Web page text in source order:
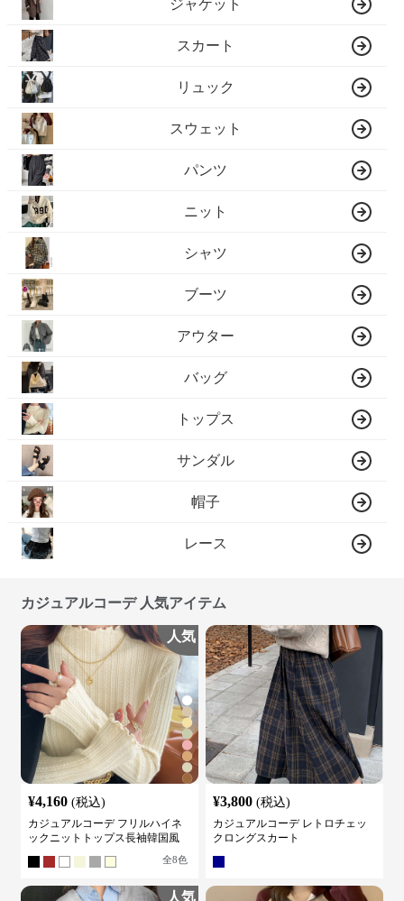
ジャケット
スカート
リュック
スウェット
パンツ
ニット
シャツ
ブーツ
アウター
バッグ
トップス
サンダル
帽子
レース
カジュアルコーデ 人気アイテム
人気
¥4,160 (税込)
カジュアルコーデ フリルハイネ
ックニットトップス長袖韓国風
全8色
¥3,800 (税込)
カジュアルコーデ レトロチェッ
クロングスカート
人気